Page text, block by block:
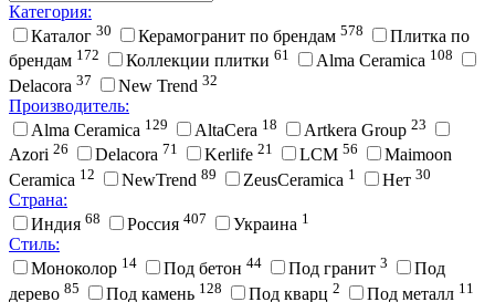
Категория:
Каталог 30 Керамогранит по брендам 578
Плитка по
брендам 172 Коллекции плитки 61 Alma Ceramica 108
Delacora 37 New Trend 32
Производитель:
Alma Ceramica 129 AltaCera 18 Artkera Group 23
Azori 26 Delacora 71 Kerlife 21 LCM 56
Maimoon
Ceramica 12 NewTrend 89 ZeusCeramica 1 Нет 30
Страна:
Индия 68 Россия 407 Украина 1
Стиль:
Моноколор 14 Под бетон 44 Под гранит 3
Под
дерево 85 Под камень 128 Под кварц 2 Под металл 11